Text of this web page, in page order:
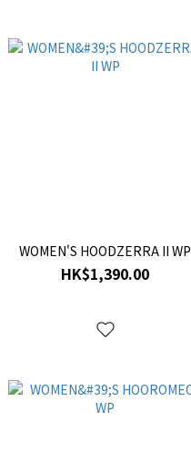
WOMEN'S HOODZERRA II WP
HK$1,390.00